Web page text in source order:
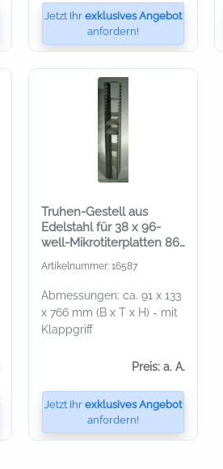
Jetzt Ihr exklusives Angebot
anfordern!
Truhen-Gestell aus
Edelstahl für 38 x 96-
well-Mikrotiterplatten 86
x 128 x 18 mm
Artikelnummer: 16587
Abmessungen: ca. 91 x 133
x 766 mm (B x T x H) - mit
Klappgriff
Preis: a. A.
Jetzt Ihr exklusives Angebot
anfordern!